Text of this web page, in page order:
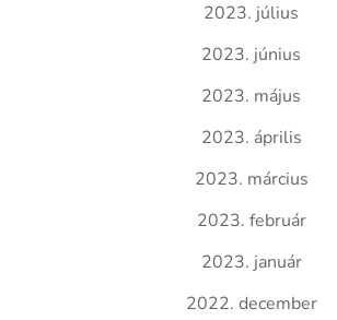
2023. július
2023. június
2023. május
2023. április
2023. március
2023. február
2023. január
2022. december